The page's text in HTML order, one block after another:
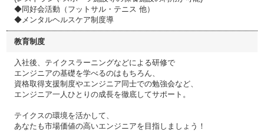
◆同好会活動（フットサル・テニス 他）
◆メンタルヘルスケア制度導
教育制度
入社後、テイクスラーニングなどによる研修で
エンジニアの基礎を学べるのはもちろん、
資格取得支援制度やエンジニア同士での勉強会など、
エンジニア一人ひとりの成長を徹底してサポート。
テイクスの環境を活かして、
あなたも市場価値の高いエンジニアを目指しましょう！